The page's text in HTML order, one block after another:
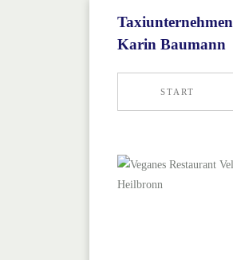
Taxiunternehmen
Karin Baumann
START